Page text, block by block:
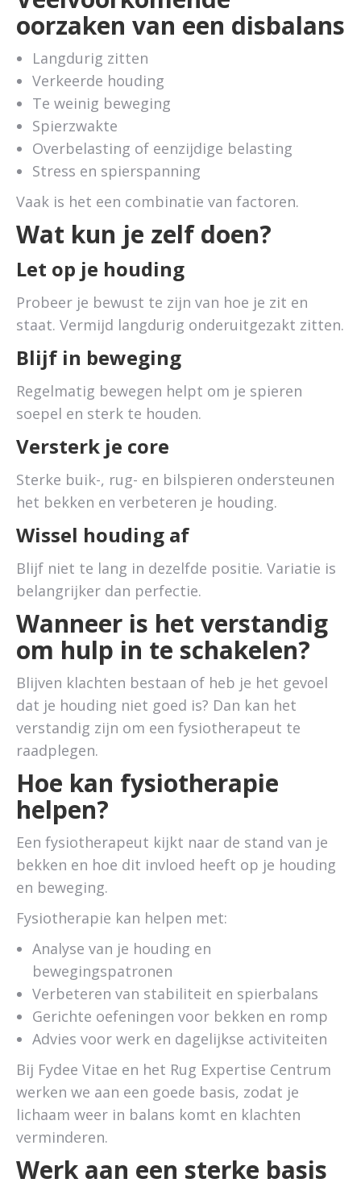
oorzaken van een disbalans
Langdurig zitten
Verkeerde houding
Te weinig beweging
Spierzwakte
Overbelasting of eenzijdige belasting
Stress en spierspanning
Vaak is het een combinatie van factoren.
Wat kun je zelf doen?
Let op je houding
Probeer je bewust te zijn van hoe je zit en
staat. Vermijd langdurig onderuitgezakt zitten.
Blijf in beweging
Regelmatig bewegen helpt om je spieren
soepel en sterk te houden.
Versterk je core
Sterke buik-, rug- en bilspieren ondersteunen
het bekken en verbeteren je houding.
Wissel houding af
Blijf niet te lang in dezelfde positie. Variatie is
belangrijker dan perfectie.
Wanneer is het verstandig
om hulp in te schakelen?
Blijven klachten bestaan of heb je het gevoel
dat je houding niet goed is? Dan kan het
verstandig zijn om een fysiotherapeut te
raadplegen.
Hoe kan fysiotherapie
helpen?
Een fysiotherapeut kijkt naar de stand van je
bekken en hoe dit invloed heeft op je houding
en beweging.
Fysiotherapie kan helpen met:
Analyse van je houding en
bewegingspatronen
Verbeteren van stabiliteit en spierbalans
Gerichte oefeningen voor bekken en romp
Advies voor werk en dagelijkse activiteiten
Bij Fydee Vitae en het Rug Expertise Centrum
werken we aan een goede basis, zodat je
lichaam weer in balans komt en klachten
verminderen.
Werk aan een sterke basis